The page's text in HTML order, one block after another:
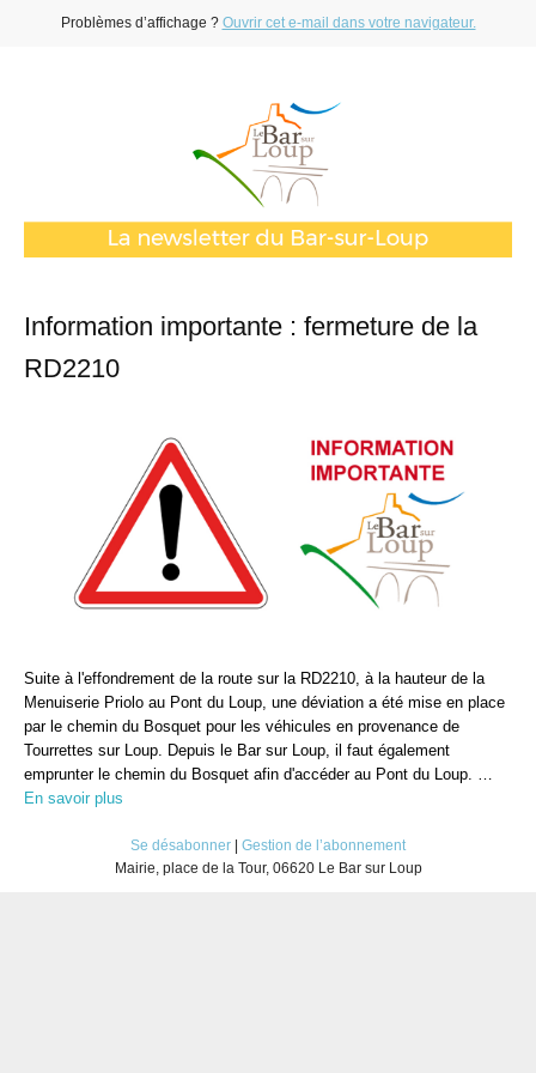
Problèmes d’affichage ? Ouvrir cet e-mail dans votre navigateur.
Information importante : fermeture de la
RD2210
Suite à l'effondrement de la route sur la RD2210, à la hauteur de la
Menuiserie Priolo au Pont du Loup, une déviation a été mise en place
par le chemin du Bosquet pour les véhicules en provenance de
Tourrettes sur Loup. Depuis le Bar sur Loup, il faut également
emprunter le chemin du Bosquet afin d'accéder au Pont du Loup. …
En savoir plus
Se désabonner
Gestion de l’abonnement
Mairie, place de la Tour, 06620 Le Bar sur Loup